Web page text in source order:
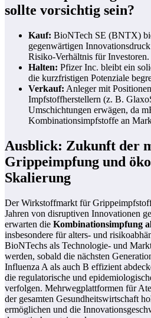
sollte vorsichtig sein?
Kauf: BioNTech SE (BNTX)
gegenwärtigen
Risiko-Verhältnis für Investoren.
Halten: Pfizer Inc. bleibt ein
die kurzfristigen Potenziale
Verkauf: Anleger mit
Impfstoffherstellern (z. B.
Umschichtungen erwägen, da
Kombinationsimpfstoffe an
Ausblick: Zukunft der
Grippeimpfung und
Skalierung
Der Wirkstoffmarkt für
Jahren von disruptiven Innovationen
erwarten die Kombinationsimpfung
insbesondere für alters- und
BioNTechs als Technologie- und
werden, sobald die nächsten
Influenza A als auch B effizient
die regulatorische und
verfolgen. Mehrwegplattformen für
der gesamten Gesundheitswirtschaft
ermöglichen und die